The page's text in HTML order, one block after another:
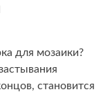
для мозаики?
становится